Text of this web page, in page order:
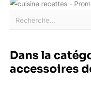
Dans la
accessoires